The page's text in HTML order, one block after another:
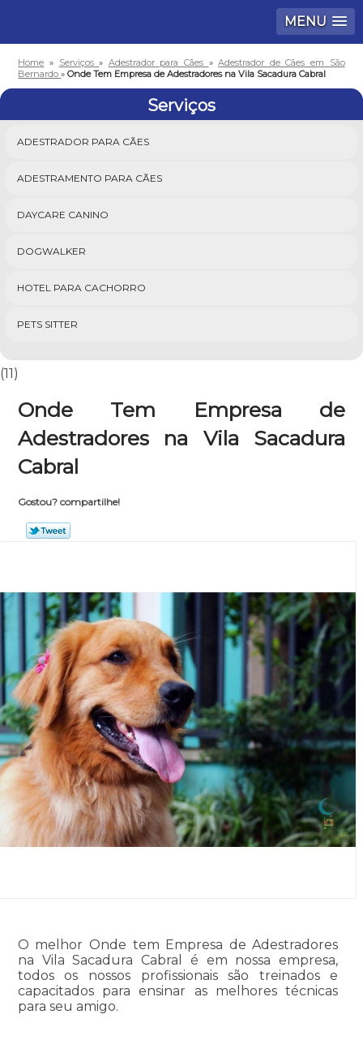
MENU
Home » Serviços» Adestrador para Cães »Adestrador de Cães em São
Bernardo»Onde Tem Empresa de Adestradores na Vila Sacadura Cabral
Serviços
ADESTRADOR PARA CÃES
ADESTRAMENTO PARA CÃES
DAYCARE CANINO
DOGWALKER
HOTEL PARA CACHORRO
PETS SITTER
(11)
Onde Tem Empresa de
Adestradores na Vila Sacadura
Cabral
Gostou? compartilhe!
O melhor Onde tem Empresa de Adestradores
na Vila Sacadura Cabral é em nossa empresa,
todos os nossos profissionais são treinados e
capacitados para ensinar as melhores técnicas
para seu amigo.